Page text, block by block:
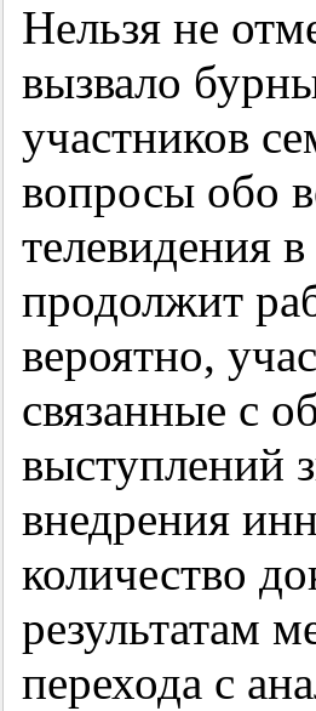
Нельзя не
вызвало
участников
вопросы обо
телевидения
продолжит
вероятно,
связанные с
выступлений
внедрения
количество
результатам
перехода с